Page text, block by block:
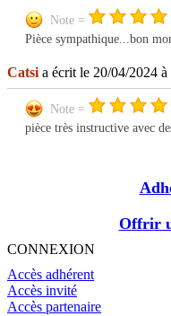
Note =
Pièce sympathique...bon
Catsi a écrit le 20/04/2024
Note =
pièce très instructive avec
Offrir
CONNEXION
Accès adhérent
Accès invité
Accès partenaire